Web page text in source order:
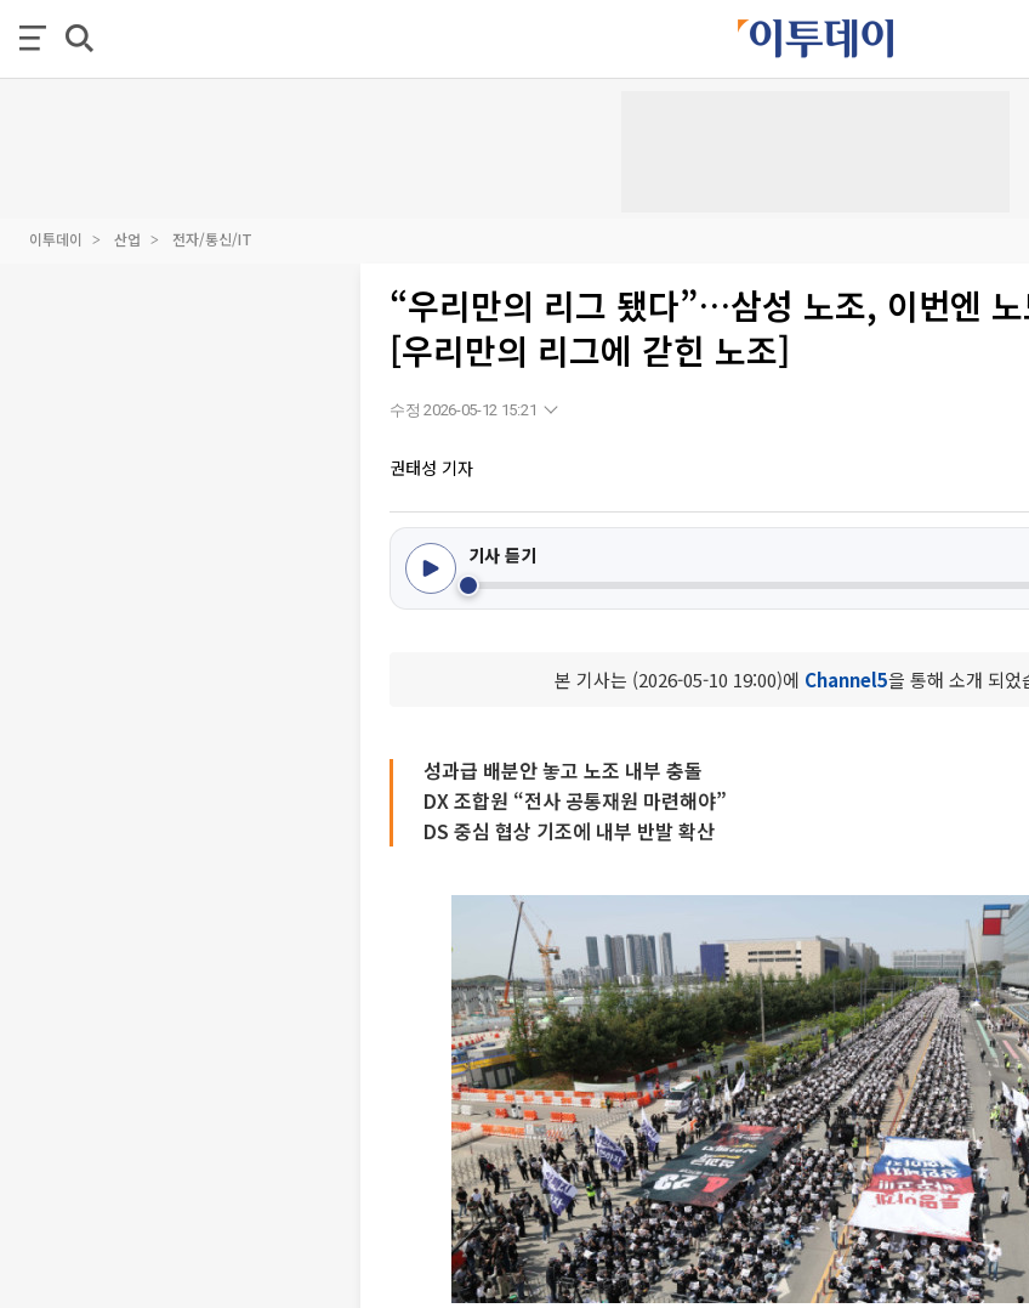
이투데이 산업 전자/통신/IT
“우리만의 리그 됐다”…삼성 노조, 이번엔
[우리만의 리그에 갇힌 노조]
수정 2026-05-12 15:21
권태성 기자
기사 듣기
본 기사는 (2026-05-10 19:00)에 Channel5을 통해 소개 되었
성과급 배분안 놓고 노조 내부 충돌
DX 조합원 “전사 공통재원 마련해야”
DS 중심 협상 기조에 내부 반발 확산